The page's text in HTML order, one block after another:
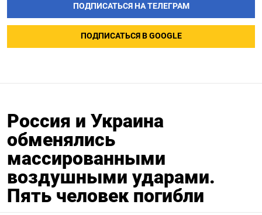
ПОДПИСАТЬСЯ НА ТЕЛЕГРАМ
ПОДПИСАТЬСЯ В GOOGLE
Россия и Украина
обменялись
массированными
воздушными ударами.
Пять человек погибли